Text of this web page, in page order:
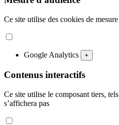
Ce site utilise des cookies de
Google Analytics +
Contenus interactifs
Ce site utilise le composant tiers,
s’affichera pas